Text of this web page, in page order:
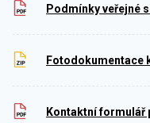
Podmínky veřejné
Fotodokumentace
Kontaktní formulář